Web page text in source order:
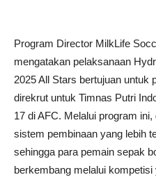
Program Director MilkLife
mengatakan pelaksanaan
2025 All Stars bertujuan untuk
direkrut untuk Timnas Putri
17 di AFC. Melalui program
sistem pembinaan yang lebih
sehingga para pemain sepak
berkembang melalui